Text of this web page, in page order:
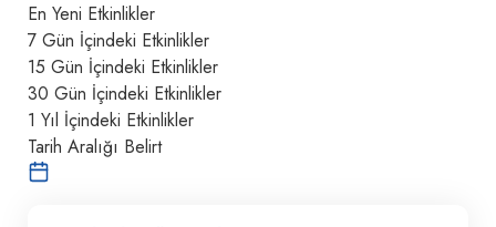
En Yeni Etkinlikler
7 Gün İçindeki Etkinlikler
15 Gün İçindeki Etkinlikler
30 Gün İçindeki Etkinlikler
1 Yıl İçindeki Etkinlikler
Tarih Aralığı Belirt